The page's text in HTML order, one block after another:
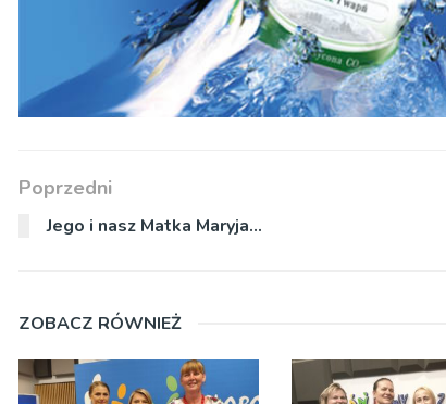
Poprzedni
Jego i nasz Matka Maryja…
ZOBACZ RÓWNIEŻ